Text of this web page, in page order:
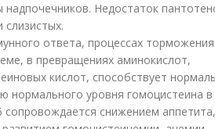
Недостаток
ответа, процессах
в превращениях аминокислот,
кислот, способствует
уровня гомоцистеина в
снижением аппетита,